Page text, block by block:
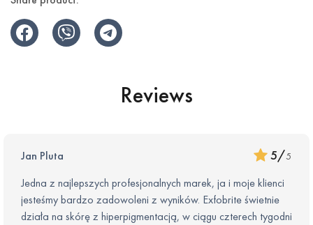
Capparis Spinosa Fruit Extract (Caper Bud Extract)
– Patented ingredient reduces clinical signs of infl ammation
Reviews
Jan Pluta 5/5
Jedna z najlepszych profesjonalnych marek, ja i moje klienci
jesteśmy bardzo zadowoleni z wyników. Exfobrite świetnie
działa na skórę z hiperpigmentacją, w ciągu czterech tygodni